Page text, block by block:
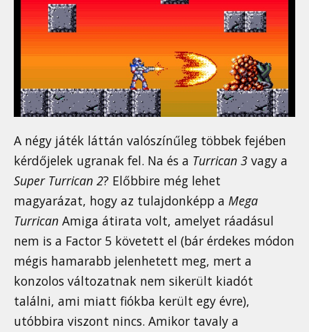
A négy játék láttán valószínűleg többek fejében
kérdőjelek ugranak fel. Na és a Turrican 3 vagy a
Super Turrican 2? Előbbire még lehet
magyarázat, hogy az tulajdonképp a Mega
Turrican Amiga átirata volt, amelyet ráadásul
nem is a Factor 5 követett el (bár érdekes módon
mégis hamarabb jelenhetett meg, mert a
konzolos változatnak nem sikerült kiadót
találni, ami miatt fiókba került egy évre),
utóbbira viszont nincs. Amikor tavaly a